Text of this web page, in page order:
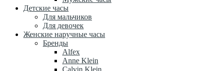
Детские часы
Для мальчиков
Для девочек
Женские наручные часы
Бренды
Alfex
Anne Klein